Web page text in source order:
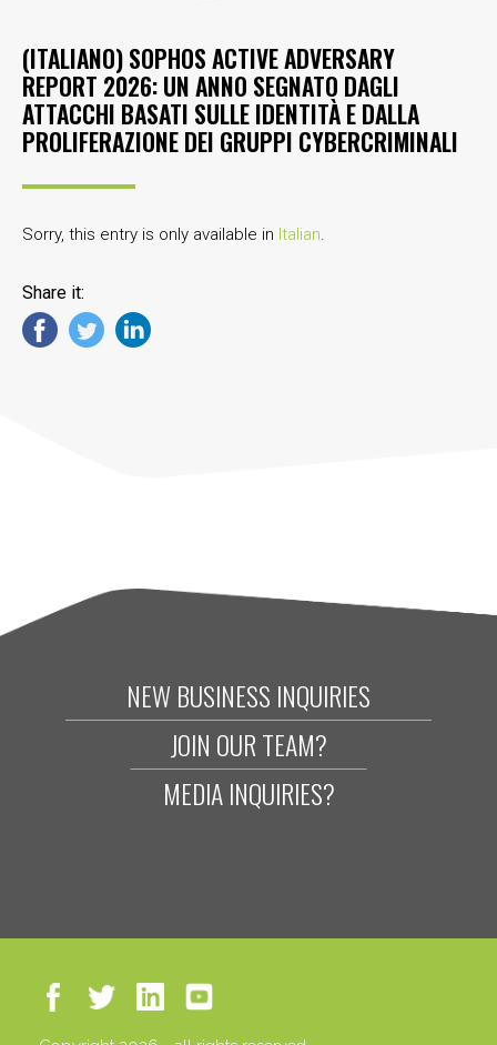
(ITALIANO) SOPHOS ACTIVE ADVERSARY
REPORT 2026: UN ANNO SEGNATO DAGLI
ATTACCHI BASATI SULLE IDENTITÀ E DALLA
PROLIFERAZIONE DEI GRUPPI CYBERCRIMINALI
Sorry, this entry is only available in Italian.
Share it:
NEW BUSINESS INQUIRIES
JOIN OUR TEAM?
MEDIA INQUIRIES?